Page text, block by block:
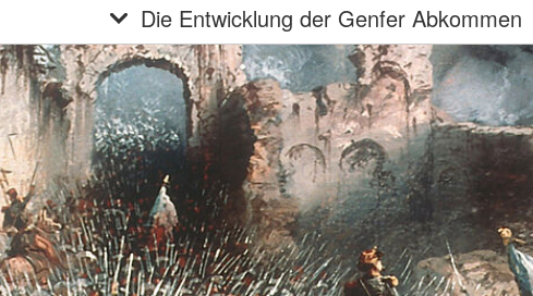
Die Entwicklung der Genfer Abkommen